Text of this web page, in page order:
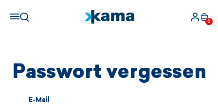
0
Passwort vergessen
E-Mail